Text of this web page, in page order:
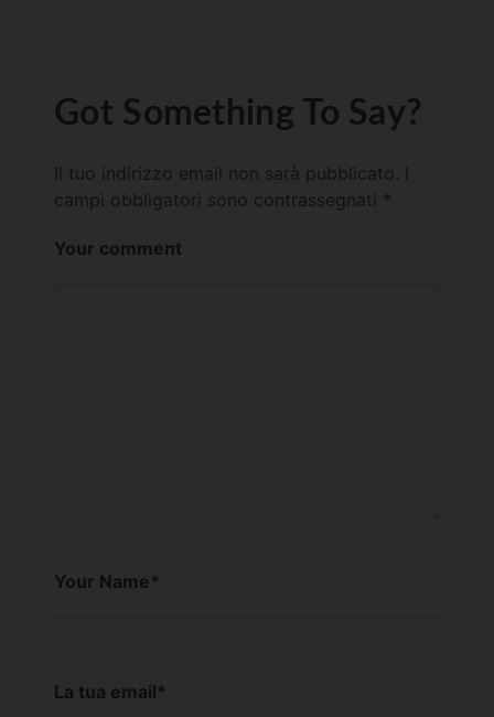
Got Something To Say?
Il tuo indirizzo email non sarà pubblicato.
campi obbligatori sono contrassegnati *
Your comment
Your Name*
La tua email*